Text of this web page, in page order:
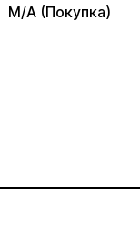
M/A (Покупка)